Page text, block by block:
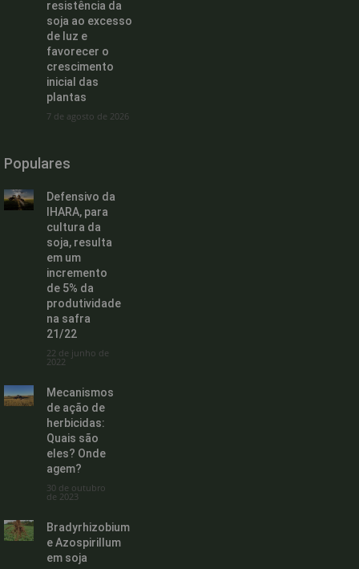
resistência da
soja ao excesso
de luz e
favorecer o
crescimento
inicial das
plantas
7 de agosto de 2026
Populares
Defensivo da
IHARA, para
cultura da
soja, resulta
em um
incremento
de 5% da
produtividade
na safra
21/22
22 de junho de
2022
Mecanismos
de ação de
herbicidas:
Quais são
eles? Onde
agem?
30 de outubro
de 2023
Bradyrhizobium
e Azospirillum
em soja